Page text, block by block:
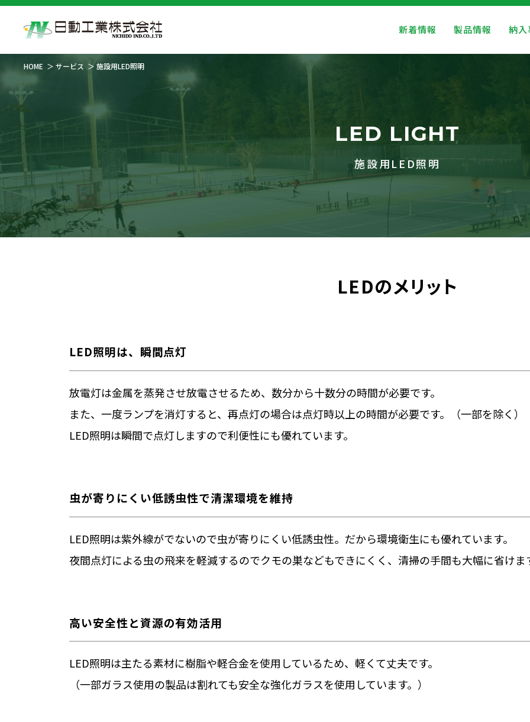
新着情報 製品情報 納入
HOME サービス 施設用LED照明
LED LIGHT
施設用LED照明
LEDのメリット
LED照明は、瞬間点灯
放電灯は金属を蒸発させ放電させるため、数分から十数分の時間が必要です。
また、一度ランプを消灯すると、再点灯の場合は点灯時以上の時間が必要です。（一部を除く）
LED照明は瞬間で点灯しますので利便性にも優れています。
虫が寄りにくい低誘虫性で清潔環境を維持
LED照明は紫外線がでないので虫が寄りにくい低誘虫性。だから環境衛生にも優れています。
夜間点灯による虫の飛来を軽減するのでクモの巣などもできにくく、清掃の手間も大幅に省けま
高い安全性と資源の有効活用
LED照明は主たる素材に樹脂や軽合金を使用しているため、軽くて丈夫です。
（一部ガラス使用の製品は割れても安全な強化ガラスを使用しています。）